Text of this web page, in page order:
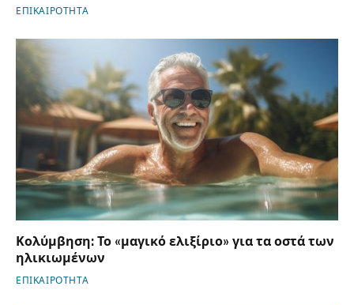
ΕΠΙΚΑΙΡΟΤΗΤΑ
Κολύμβηση: Το «μαγικό ελιξίριο» για τα οστά των
ηλικιωμένων
ΕΠΙΚΑΙΡΟΤΗΤΑ